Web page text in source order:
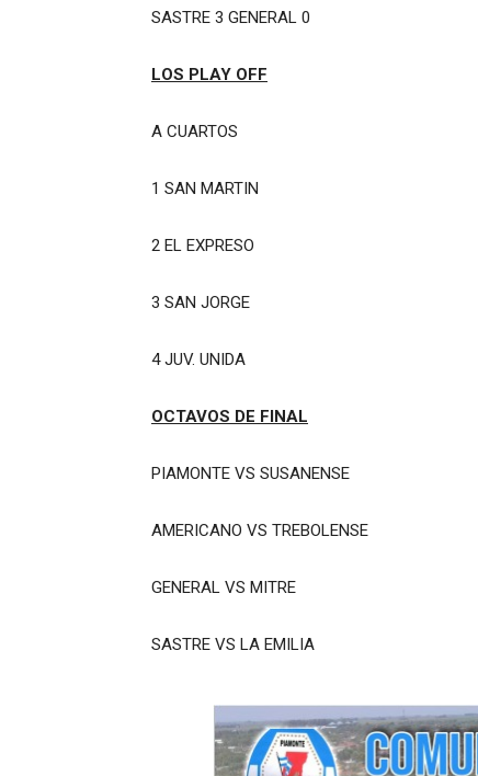
SASTRE 3 GENERAL 0
LOS PLAY OFF
A CUARTOS
1 SAN MARTIN
2 EL EXPRESO
3 SAN JORGE
4 JUV. UNIDA
OCTAVOS DE FINAL
PIAMONTE VS SUSANENSE
AMERICANO VS TREBOLENSE
GENERAL VS MITRE
SASTRE VS LA EMILIA